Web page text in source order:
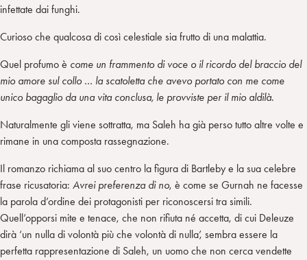
infettate dai funghi.
Curioso che qualcosa di così celestiale sia frutto di una malattia.
Quel profumo è come un frammento di voce o il ricordo del braccio del
mio amore sul collo … la scatoletta che avevo portato con me come
unico bagaglio da una vita conclusa, le provviste per il mio aldilà.
Naturalmente gli viene sottratta, ma Saleh ha già perso tutto altre volte e
rimane in una composta rassegnazione.
Il romanzo richiama al suo centro la figura di Bartleby e la sua celebre
frase ricusatoria: Avrei preferenza di no, è come se Gurnah ne facesse
la parola d’ordine dei protagonisti per riconoscersi tra simili.
Quell’opporsi mite e tenace, che non rifiuta né accetta, di cui Deleuze
dirà ‘un nulla di volontà più che volontà di nulla’, sembra essere la
perfetta rappresentazione di Saleh, un uomo che non cerca vendette